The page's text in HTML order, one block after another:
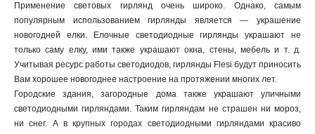
Применение световых гирлянд очень широко. Однако, самым
популярным использованием гирлянды является — украшение
новогодней елки. Елочные светодиодные гирлянды украшают не
только саму елку, ими также украшают окна, стены, мебель и т. д.
Учитывая ресурс работы светодиодов, гирлянды Flesi будут приносить
Вам хорошее новогоднее настроение на протяжении многих лет.
Городские здания, загородные дома также украшают уличными
светодиодными гирляндами. Таким гирляндам не страшен ни мороз,
ни снег. А в крупных городах светодиодными гирляндами красиво